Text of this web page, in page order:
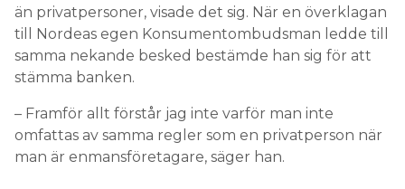
än privatpersoner, visade det sig. När en överklagan
till Nordeas egen Konsumentombudsman ledde till
samma nekande besked bestämde han sig för att
stämma banken.
– Framför allt förstår jag inte varför man inte
omfattas av samma regler som en privatperson när
man är enmansföretagare, säger han.